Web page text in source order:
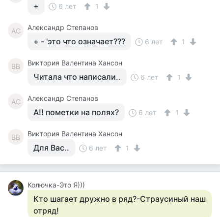
+ 6 лет 1
АС Александр Степанов
+ - 'это что означает??? 6 лет 1
ВВ Виктория Валентина Хансон
Читала что написали.. 6 лет 1
АС Александр Степанов
А!! пометки на полях? 6 лет 1
ВВ Виктория Валентина Хансон
Для Вас.. 6 лет 1
Колючка-Это Я)))
Кто шагает дружно в ряд?-Страусиный наш
отряд!